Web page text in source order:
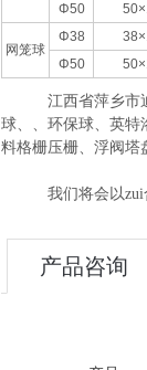
Φ50
网笼球
Φ38
Φ50
江西省萍乡市迪尔
球、、环保球、英特
料格栅压栅、浮阀塔
我们将会以zui合
产品咨询